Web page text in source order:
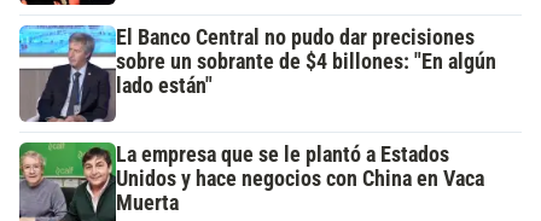
El Banco Central no pudo dar precisiones
sobre un sobrante de $4 billones: "En algún
lado están"
La empresa que se le plantó a Estados
Unidos y hace negocios con China en Vaca
Muerta